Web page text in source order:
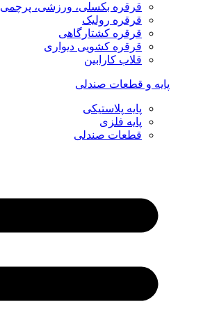
قرقره بکسلی، ورزشی، پرچمی
قرقره رولیک
قرقره کشتارگاهی
قرقره کشویی دیواری
قلاب کارابین
پایه و قطعات صندلی
پایه پلاستیکی
پایه فلزی
قطعات صندلی